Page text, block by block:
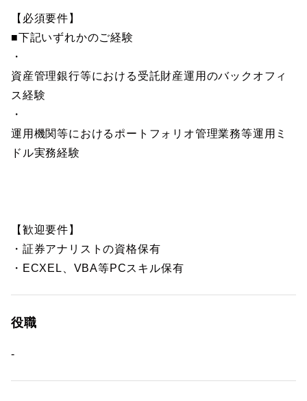
【必須要件】
■下記いずれかのご経験
・
資産管理銀行等における受託財産運用のバックオフィ
ス経験
・
運用機関等におけるポートフォリオ管理業務等運用ミ
ドル実務経験
【歓迎要件】
・証券アナリストの資格保有
・ECXEL、VBA等PCスキル保有
役職
-